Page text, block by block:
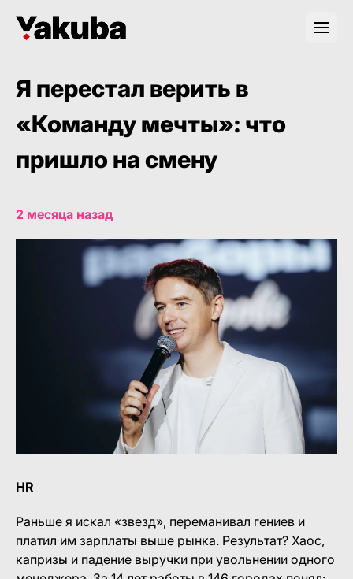
Я перестал верить в
«Команду мечты»: что
пришло на смену
2 месяца назад
HR
Раньше я искал «звезд», переманивал гениев и
платил им зарплаты выше рынка. Результат? Хаос,
капризы и падение выручки при увольнении одного